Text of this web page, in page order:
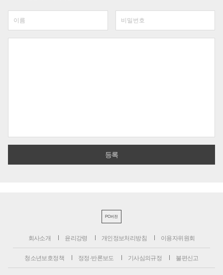
PC버전
회사소개 윤리강령 개인정보처리방침 이용자위원회
청소년보호정책 정정·반론보도 기사심의규정 불편신고